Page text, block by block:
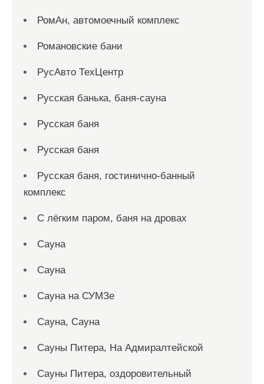
РомАн, автомоечный комплекс
Романовские бани
РусАвто ТехЦентр
Русская банька, баня-сауна
Русская баня
Русская баня
Русская баня, гостинично-банный
комплекс
С лёгким паром, баня на дровах
Сауна
Сауна
Сауна на СУМЗе
Сауна, Сауна
Сауны Питера, На Адмиралтейской
Сауны Питера, оздоровительный